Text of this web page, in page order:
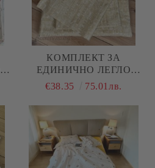
КОМПЛЕКТ ЗА
ЕДИНИЧНО ЛЕГЛО
"ЖЪЛТ МЕЛАНЖ"
€38.35 75.01лв.